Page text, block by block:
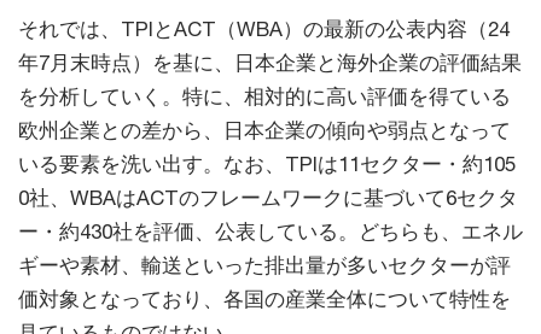
それでは、TPIとACT（WBA）の最新の公表内容（24
年7月末時点）を基に、日本企業と海外企業の評価結果
を分析していく。特に、相対的に高い評価を得ている
欧州企業との差から、日本企業の傾向や弱点となって
いる要素を洗い出す。なお、TPIは11セクター・約105
0社、WBAはACTのフレームワークに基づいて6セクタ
ー・約430社を評価、公表している。どちらも、エネル
ギーや素材、輸送といった排出量が多いセクターが評
価対象となっており、各国の産業全体について特性を